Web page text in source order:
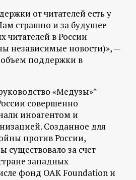
от читателей есть у
страшно и за будущее
читателей в России
независимые новости)», —
поддержки в
«Медузы»*
совершенно
иноагентом и
Созданное для
против России,
существовало за счет
западных
фонд OAK Foundation и